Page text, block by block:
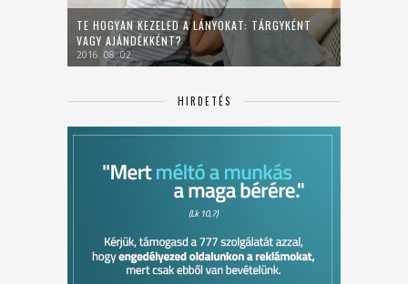
TE HOGYAN KEZELED A LÁNYOKAT: TÁRGYKÉNT
VAGY AJÁNDÉKKÉNT?
2016. 08. 02.
HIRDETÉS